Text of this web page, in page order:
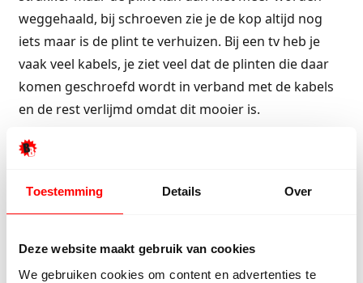
Toestemming Details Over
Deze website maakt gebruik van cookies
We gebruiken cookies om content en advertenties te
weggehaald, bij schroeven zie je de kop altijd nog
iets maar is de plint te verhuizen. Bij een tv heb je
vaak veel kabels, je ziet veel dat de plinten die daar
komen geschroefd wordt in verband met de kabels
en de rest verlijmd omdat dit mooier is.
Wat onze klanten zeggen
Onze klanten beoordelen ons met een 9/10
Hester Schaap